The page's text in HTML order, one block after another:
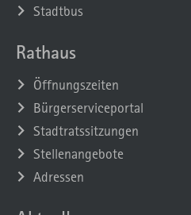
Stadtbus
Rathaus
Öffnungszeiten
Bürgerserviceportal
Stadtratssitzungen
Stellenangebote
Adressen